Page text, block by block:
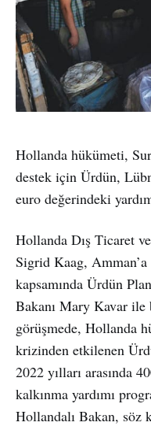
Hollanda hükümeti,
destek için Ürdün,
euro değerindeki
Hollanda Dış Ticaret
Sigrid Kaag, Amman’a
kapsamında Ürdün
Bakanı Mary Kavar
görüşmede, Hollanda
krizinden etkilenen
2022 yılları arasında
kalkınma yardımı
Hollandalı Bakan, söz